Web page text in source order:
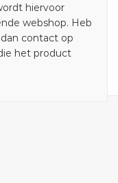
hiervoor
webshop. Heb
contact op
het product